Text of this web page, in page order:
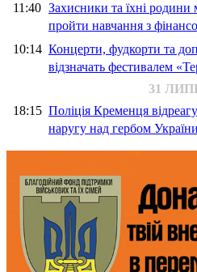
11:40 Захисники та їхні
пройти навчання з
10:14 Концерти, фудкорти та
відзначать фестивалем
31
18:15 Поліція Кременця
наругу над гербом України